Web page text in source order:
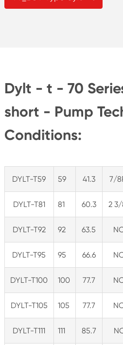
Dylt - t - 70
short - Pump
Conditions:
DYLT-T59 59 41.3 7/
DYLT-T81 81 60.3 2
DYLT-T92 92 63.5
DYLT-T95 95 66.6
DYLT-T100 100 77.7
DYLT-T105 105 77.7
DYLT-T111 111 85.7